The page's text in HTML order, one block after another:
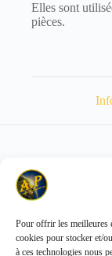
Pour offrir les meilleures
cookies pour stocker et/
à ces technologies nous
Elles sont
pièces.
Poids
Copyright ©